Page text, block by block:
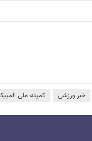
خبر ورزشی کمیته ملی